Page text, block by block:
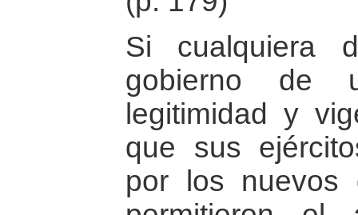
Si cualquiera
gobierno de
legitimidad y
que sus
por los nuevos